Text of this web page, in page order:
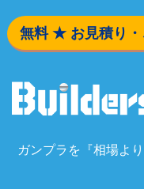
無料 ★ お見積り・
ガンプラを『相場よ